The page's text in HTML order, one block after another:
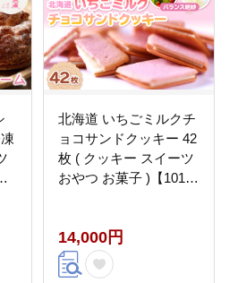
北海道 いちごミルクチ
ョコサンドクッキー 42
枚 ( クッキー スイーツ
おやつ お菓子 )【101-
14,000円